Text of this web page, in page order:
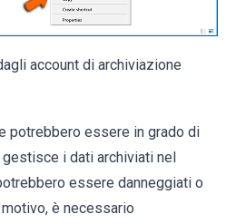
account di archiviazione
potrebbero essere in grado di
i dati archiviati nel
essere danneggiati o
è necessario